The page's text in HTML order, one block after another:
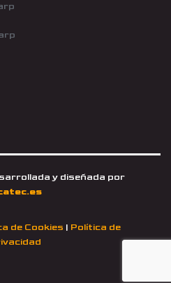
y diseñada por
de Cookies | Política de